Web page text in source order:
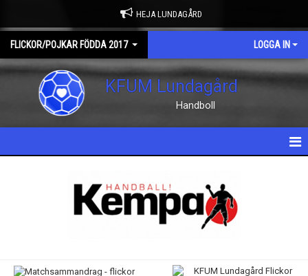
HEJA LUNDAGÅRD
FLICKOR/POJKAR FÖDDA 2017 LOGGA IN
KFUM Lundagård
Handboll